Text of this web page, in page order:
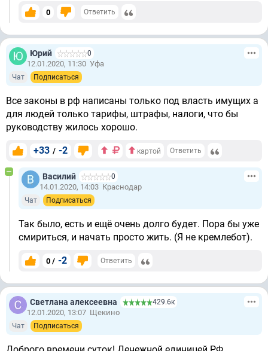
0 Ответить
Юрий 0
12.01.2020, 11:30 Уфа
Чат Подписаться
Все законы в рф написаны только под власть имущих а
для людей только тарифы, штрафы, налоги, что бы
руководству жилось хорошо.
+33 / -2 картой Ответить
Василий 0
14.01.2020, 14:03 Краснодар
Чат Подписаться
Так было, есть и ещё очень долго будет. Пора бы уже
смириться, и начать просто жить. (Я не кремлебот).
0 / -2 Ответить
Светлана алексеевна 429.6к
12.01.2020, 13:07 Щекино
Чат Подписаться